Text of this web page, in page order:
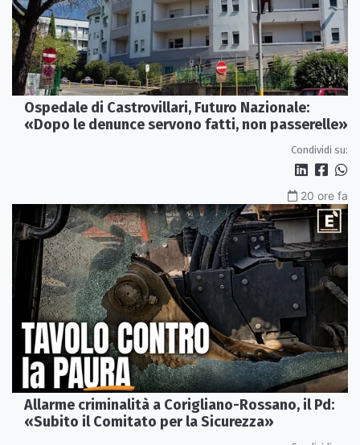
Ospedale di Castrovillari, Futuro Nazionale:
«Dopo le denunce servono fatti, non passerelle»
Condividi su:
20 ore fa
Allarme criminalità a Corigliano-Rossano, il Pd:
«Subito il Comitato per la Sicurezza»